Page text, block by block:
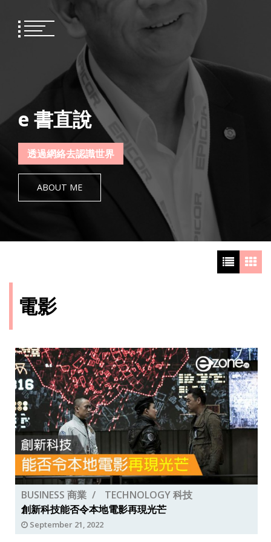
content
e 書直說
透過網絡去認識世界
ABOUT ME
電影
BUSINESS 商業
TECHNOLOGY 科技
創新科技能否令本地電影再現光芒
September 21, 2022